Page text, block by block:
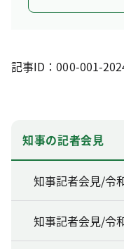
記事ID：000-001-
知事の記者会見
知事記者会見/令
知事記者会見/令